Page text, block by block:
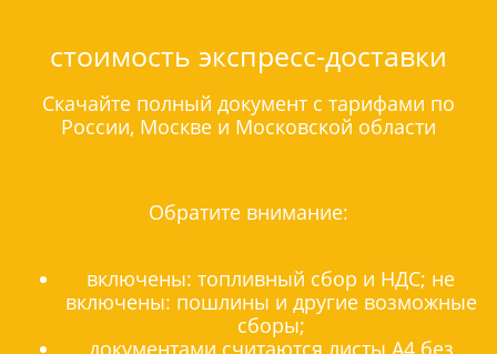
стоимость экспресс-доставки
Скачайте полный документ с тарифами по
России, Москве и Московской области
Обратите внимание:
включены: топливный сбор и НДС; не
включены: пошлины и другие возможные
сборы;